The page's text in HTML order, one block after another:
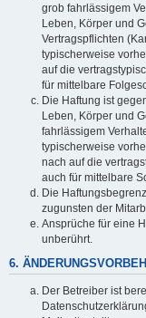
grob fahrlässigem
Leben, Körper und
Vertragspflichten
typischerweise
auf die
für mittelbare
Die Haftung ist
Leben, Körper und
fahrlässigem
typischerweise
nach auf die
auch für mittelbare
Die
zugunsten der
Ansprüche für eine
unberührt.
6.
Der Betreiber ist